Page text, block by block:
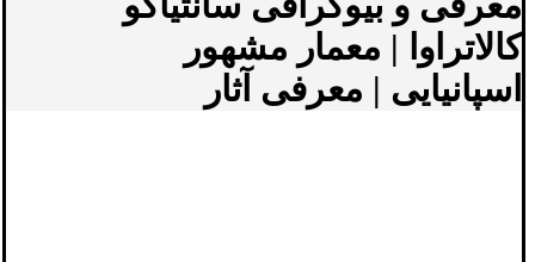
کالاتراوا | معمار مشهور
اسپانیایی | معرفی آثار